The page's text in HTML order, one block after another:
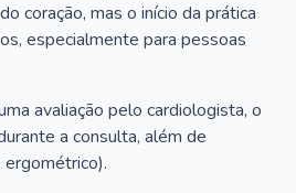
coração, mas o início da prática
especialmente para pessoas
avaliação pelo cardiologista, o
a consulta, além de